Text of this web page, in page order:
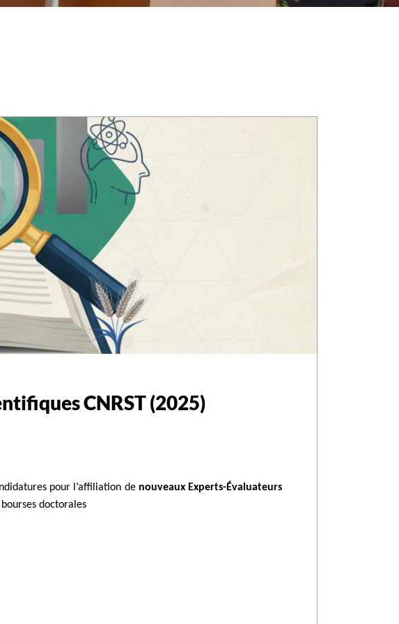
CNRST (2025)
pour l’affiliation de nouveaux Experts-Évaluateurs
doctorales